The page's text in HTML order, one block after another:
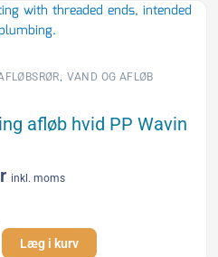
, VAND OG AFLØB
afløb hvid PP Wavin
inkl. moms
Læg i kurv